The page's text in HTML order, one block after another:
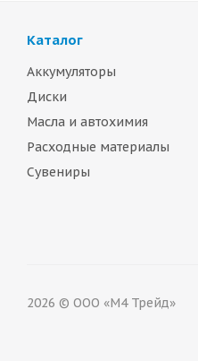
Каталог
Аккумуляторы
Диски
Масла и автохимия
Расходные материалы
Сувениры
2026 © ООО «М4 Трейд»